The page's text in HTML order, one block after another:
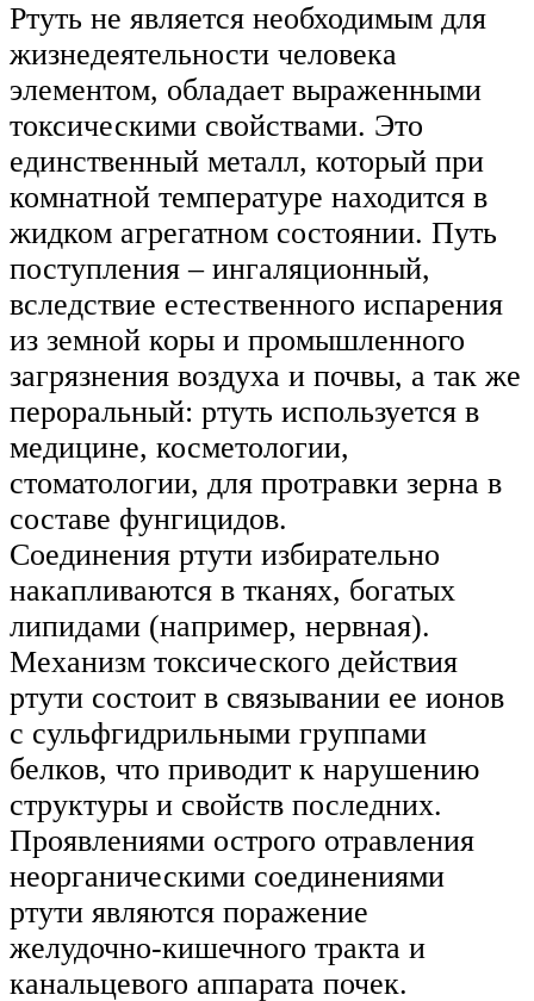
Ртуть не является необходимым для
жизнедеятельности человека
элементом, обладает выраженными
токсическими свойствами. Это
единственный металл, который при
комнатной температуре находится в
жидком агрегатном состоянии. Путь
поступления – ингаляционный,
вследствие естественного испарения
из земной коры и промышленного
загрязнения воздуха и почвы, а так же
пероральный: ртуть используется в
медицине, косметологии,
стоматологии, для протравки зерна в
составе фунгицидов.
Соединения ртути избирательно
накапливаются в тканях, богатых
липидами (например, нервная).
Механизм токсического действия
ртути состоит в связывании ее ионов
с сульфгидрильными группами
белков, что приводит к нарушению
структуры и свойств последних.
Проявлениями острого отравления
неорганическими соединениями
ртути являются поражение
желудочно-кишечного тракта и
канальцевого аппарата почек.